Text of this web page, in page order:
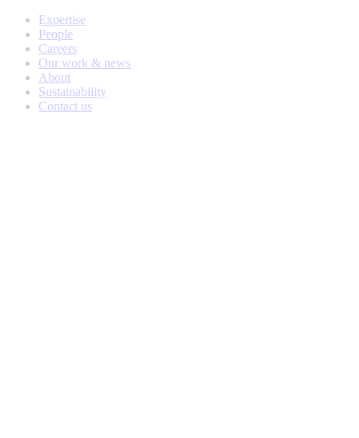
Expertise
People
Careers
Our work & news
About
Sustainability
Contact us